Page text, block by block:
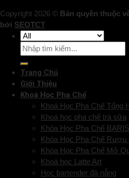
Copyright 2026 © Bản quyền thuộc
bởi SEOTCT
Trang Chủ
Giới Thiệu
Khoá Học Pha Chế
Khoá Học Pha Chế Tổng
Khoá học pha chế trà sữa
Khóa Học Pha Chế
Khóa Học Pha Chế Rượu
Khóa Học Pha Chế Mở
Khoá học Latte Art
Học bartender đà nẵng